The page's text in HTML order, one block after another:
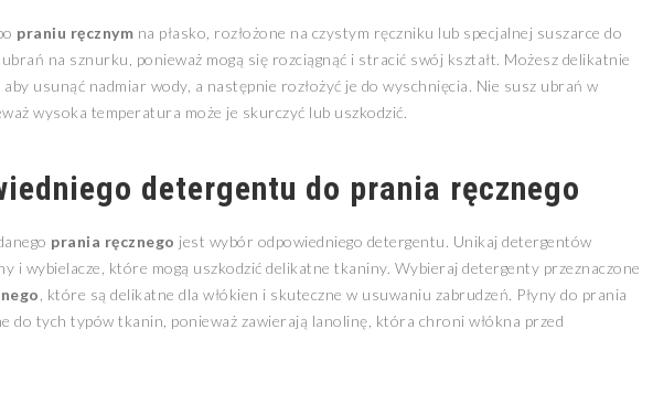
praniu ręcznym na płasko, rozłożone na czystym ręczniku lub specjalnej suszarce do
na sznurku, ponieważ mogą się rozciągnąć i stracić swój kształt. Możesz delikatnie
usunąć nadmiar wody, a następnie rozłożyć je do wyschnięcia. Nie susz ubrań w
wysoka temperatura może je skurczyć lub uszkodzić.
detergentu do prania ręcznego
prania ręcznego jest wybór odpowiedniego detergentu. Unikaj detergentów
i wybielacze, które mogą uszkodzić delikatne tkaniny. Wybieraj detergenty przeznaczone
, które są delikatne dla włókien i skuteczne w usuwaniu zabrudzeń. Płyny do prania
do tych typów tkanin, ponieważ zawierają lanolinę, która chroni włókna przed